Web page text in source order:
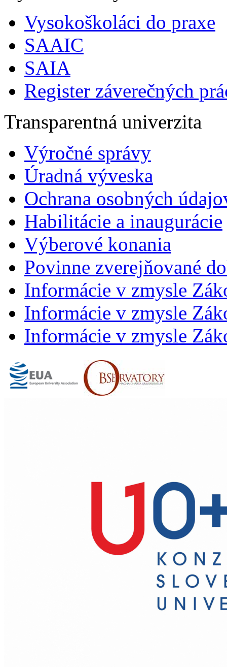
Vysokoškoláci do praxe
SAAIC
SAIA
Register záverečných
Transparentná univerzita
Výročné správy
Úradná výveska
Ochrana osobných
Habilitácie a inaugurácie
Výberové konania
Povinne zverejňované
Informácie v zmysle
Informácie v zmysle
Informácie v zmysle